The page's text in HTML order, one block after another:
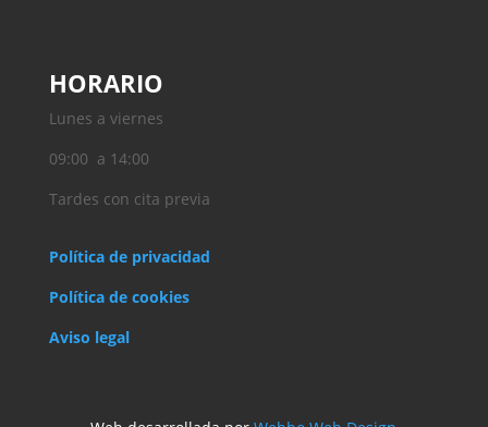
HORARIO
Lunes a viernes
09:00 a 14:00
Tardes con cita previa
Política de privacidad
Política de cookies
Aviso legal